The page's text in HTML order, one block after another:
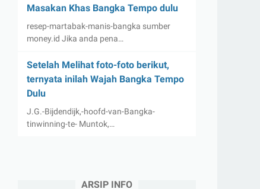
Masakan Khas Bangka Tempo dulu
resep-martabak-manis-bangka sumber
money.id Jika anda pena…
Setelah Melihat foto-foto berikut,
ternyata inilah Wajah Bangka Tempo
Dulu
J.G.-Bijdendijk,-hoofd-van-Bangka-
tinwinning-te- Muntok,…
ARSIP INFO